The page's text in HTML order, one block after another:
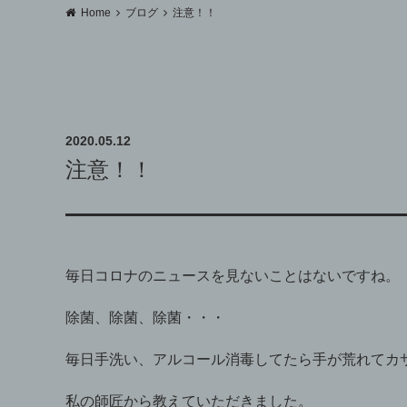
Home ブログ 注意！！
2020.05.12
注意！！
毎日コロナのニュースを見ないことはないですね。
除菌、除菌、除菌・・・
毎日手洗い、アルコール消毒してたら手が荒れてカ
私の師匠から教えていただきました。